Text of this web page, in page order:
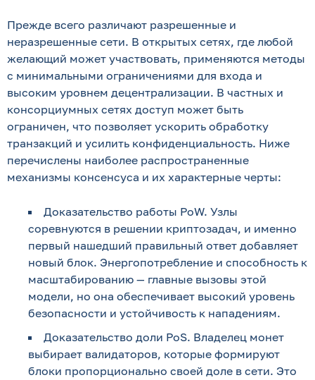
Прежде всего различают разрешенные и
неразрешенные сети. В открытых сетях, где любой
желающий может участвовать, применяются методы
с минимальными ограничениями для входа и
высоким уровнем децентрализации. В частных и
консорциумных сетях доступ может быть
ограничен, что позволяет ускорить обработку
транзакций и усилить конфиденциальность. Ниже
перечислены наиболее распространенные
механизмы консенсуса и их характерные черты:
Доказательство работы PoW. Узлы
соревнуются в решении криптозадач, и именно
первый нашедший правильный ответ добавляет
новый блок. Энергопотребление и способность к
масштабированию — главные вызовы этой
модели, но она обеспечивает высокий уровень
безопасности и устойчивость к нападениям.
Доказательство доли PoS. Владелец монет
выбирает валидаторов, которые формируют
блоки пропорционально своей доле в сети. Это